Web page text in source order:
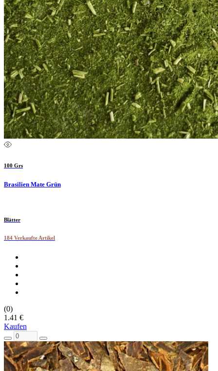
100 Grs
Brasilien Mate Grün
Blätter
184 Verkaufte Artikel
(0)
1.41 €
Kaufen